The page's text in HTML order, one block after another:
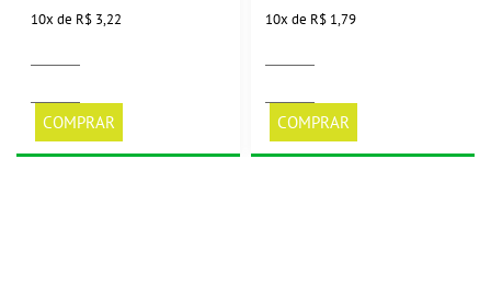
10x de R$ 3,22
COMPRAR
10x de R$ 1,79
COMPRAR